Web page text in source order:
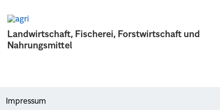
Landwirtschaft, Fischerei, Forstwirtschaft und
Nahrungsmittel
Impressum